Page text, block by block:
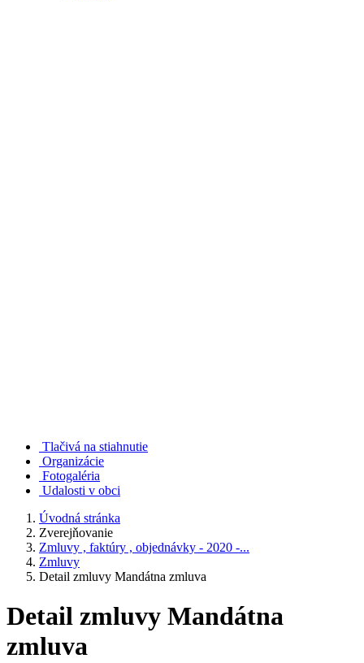
Tlačivá na stiahnutie
Organizácie
Fotogaléria
Udalosti v obci
Úvodná stránka
Zverejňovanie
Zmluvy , faktúry , objednávky - 2020 -...
Zmluvy
Detail zmluvy Mandátna zmluva
Detail zmluvy Mandátna
zmluva